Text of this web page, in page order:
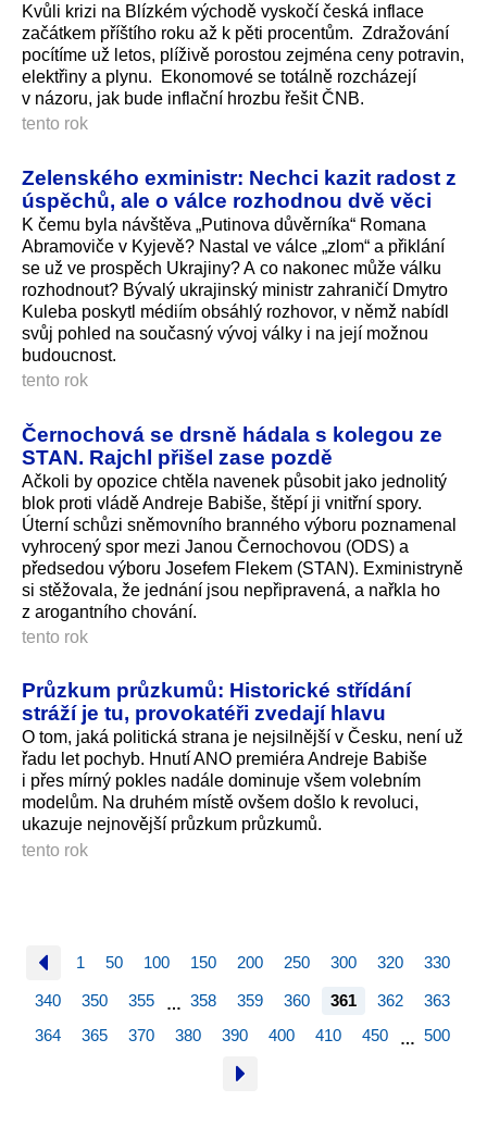
Kvůli krizi na Blízkém východě vyskočí česká inflace
začátkem příštího roku až k pěti procentům. Zdražování
pocítíme už letos, plíživě porostou zejména ceny potravin,
elektřiny a plynu. Ekonomové se totálně rozcházejí
v názoru, jak bude inflační hrozbu řešit ČNB.
tento rok
Zelenského exministr: Nechci kazit radost z
úspěchů, ale o válce rozhodnou dvě věci
K čemu byla návštěva „Putinova důvěrníka“ Romana
Abramoviče v Kyjevě? Nastal ve válce „zlom“ a přiklání
se už ve prospěch Ukrajiny? A co nakonec může válku
rozhodnout? Bývalý ukrajinský ministr zahraničí Dmytro
Kuleba poskytl médiím obsáhlý rozhovor, v němž nabídl
svůj pohled na současný vývoj války i na její možnou
budoucnost.
tento rok
Černochová se drsně hádala s kolegou ze
STAN. Rajchl přišel zase pozdě
Ačkoli by opozice chtěla navenek působit jako jednolitý
blok proti vládě Andreje Babiše, štěpí ji vnitřní spory.
Úterní schůzi sněmovního branného výboru poznamenal
vyhrocený spor mezi Janou Černochovou (ODS) a
předsedou výboru Josefem Flekem (STAN). Exministryně
si stěžovala, že jednání jsou nepřipravená, a nařkla ho
z arogantního chování.
tento rok
Průzkum průzkumů: Historické střídání
stráží je tu, provokatéři zvedají hlavu
O tom, jaká politická strana je nejsilnější v Česku, není už
řadu let pochyb. Hnutí ANO premiéra Andreje Babiše
i přes mírný pokles nadále dominuje všem volebním
modelům. Na druhém místě ovšem došlo k revoluci,
ukazuje nejnovější průzkum průzkumů.
tento rok
1 50 100 150 200 250 300 320 330
340 350 355 … 358 359 360 361 362
363
364
365 370 380 390 400 410 450 … 500